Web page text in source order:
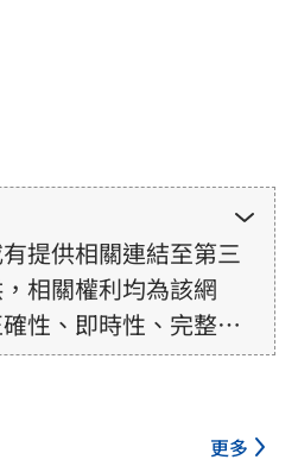
提供相關連結至第三
相關權利均為該網
性、即時性、完整性
團所有，使用者未取
更多